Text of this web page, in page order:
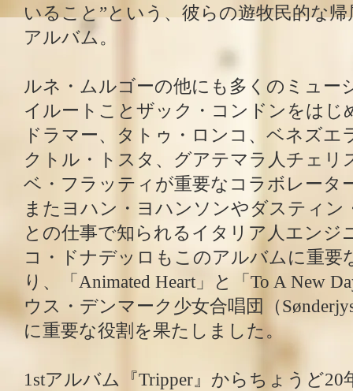
いること”という、彼らの遊牧民的な
アルバム。
ルネ・ムルゴーの他にも多くのミュー
イルートことザック・コンドンをはじ
ドラマー、タトゥ・ロンコ、ベネズエ
クトル・トスタ、グアテマラ人チェリ
ベ・フラッティが重要なコラボレータ
またヨハン・ヨハンソンやダスティン
との仕事で知られるイタリア人エンジ
コ・ドナデッロもこのアルバムに重要
り、「Animated Heart」と「To A New
ウス・デンマーク少女合唱団（
に重要な役割を果たしました。
1stアルバム『Tripper』からちょうど20